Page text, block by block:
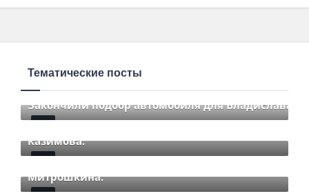
Тематические посты
Закончили подбор автомобиля для Владислава.
Закончили подбор автомобиля для Романа
Казимова.
Закончили подбор автомобиля для Дмитрия
Митрошкина.